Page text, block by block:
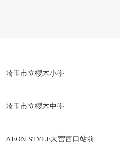
埼玉市立櫻木小學
埼玉市立櫻木中學
AEON STYLE大宮西口站前